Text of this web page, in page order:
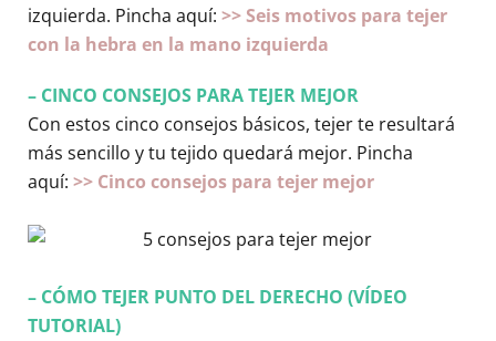
izquierda. Pincha aquí: >> Seis motivos para tejer
con la hebra en la mano izquierda
– CINCO CONSEJOS PARA TEJER MEJOR
Con estos cinco consejos básicos, tejer te resultará
más sencillo y tu tejido quedará mejor. Pincha
aquí: >> Cinco consejos para tejer mejor
– CÓMO TEJER PUNTO DEL DERECHO (VÍDEO
TUTORIAL)